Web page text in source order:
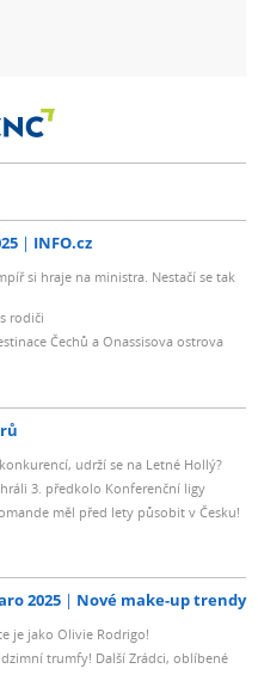
INFO.cz
si hraje na ministra. Nestačí se tak
rodiči
Čechů a Onassisova ostrova
udrží se na Letné Hollý?
3. předkolo Konferenční ligy
měl před lety působit v Česku!
2025 Nové make-up trendy
je jako Olivie Rodrigo!
trumfy! Další Zrádci, oblíbené